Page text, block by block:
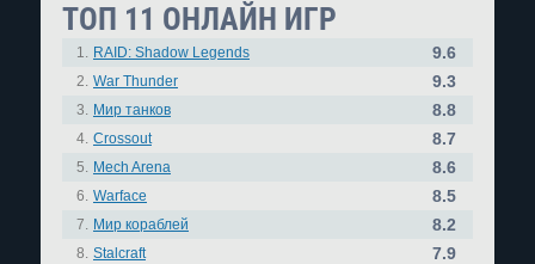
ТОП 11 ОНЛАЙН ИГР
1. RAID: Shadow Legends 9.6
2. War Thunder 9.3
3. Мир танков 8.8
4. Crossout 8.7
5. Mech Arena 8.6
6. Warface 8.5
7. Мир кораблей 8.2
8. Stalcraft 7.9